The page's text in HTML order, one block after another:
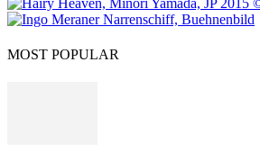
MOST POPULAR